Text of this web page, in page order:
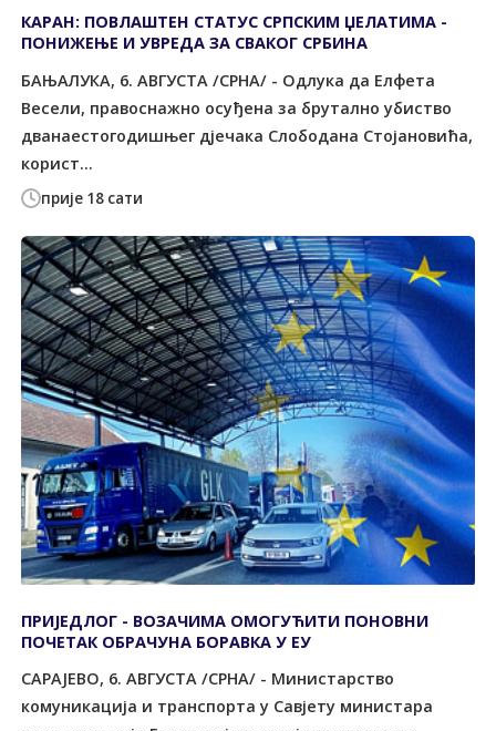
прије 18 сати
КАРАН: ПОВЛАШТЕН СТАТУС СРПСКИМ ЏЕЛАТИМА -
ПОНИЖЕЊЕ И УВРЕДА ЗА СВАКОГ СРБИНА
БАЊАЛУКА, 6. АВГУСТА /СРНА/ - Одлука да Елфета
Весели, правоснажно осуђена за брутално убиство
дванаестогодишњег дјечака Слободана Стојановића,
корист...
ПРИЈЕДЛОГ - ВОЗАЧИМА ОМОГУЋИТИ ПОНОВНИ
ПОЧЕТАК ОБРАЧУНА БОРАВКА У ЕУ
САРАЈЕВО, 6. АВГУСTА /СРНА/ - Министарство
комуникација и транспорта у Савјету министара